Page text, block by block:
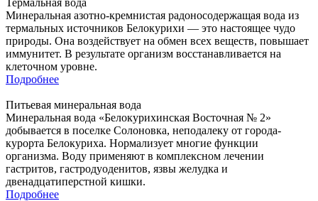
Минеральная азотно-кремнистая радоносодержащая вода из
термальных источников Белокурихи — это настоящее чудо
природы. Она воздействует на обмен всех веществ, повышает
иммунитет. В результате организм восстанавливается на
клеточном уровне.
Подробнее
Питьевая минеральная вода
Минеральная вода «Белокурихинская Восточная № 2»
добывается в поселке Солоновка, неподалеку от города-
курорта Белокуриха. Нормализует многие функции
организма. Воду применяют в комплексном лечении
гастритов, гастродуоденитов, язвы желудка и
двенадцатиперстной кишки.
Подробнее